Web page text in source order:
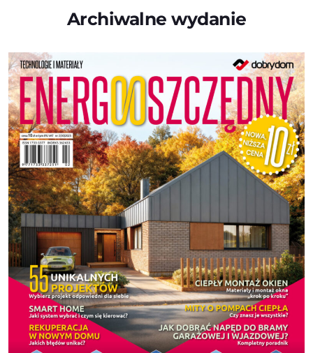
Archiwalne wydanie